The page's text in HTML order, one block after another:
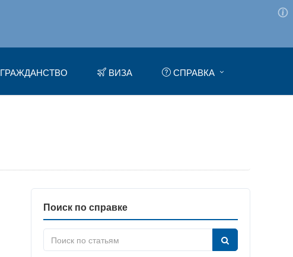
ГРАЖДАНСТВО ВИЗА СПРАВКА
Поиск по справке